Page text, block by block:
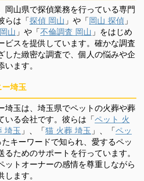
岡山県で探偵業務を行っている専門
らは「探偵 岡山 」や「岡山 探偵 」
山 」や「不倫調査 岡山 」をはじめ
ビスを提供しています。確かな調査
した緻密な調査で、個人の悩みや企
ます。
埼玉
埼玉は、埼玉県でペットの火葬や葬
いる会社です。彼らは「ペット 火
埼玉 」、「猫 火葬 埼玉 」、「ペッ
たキーワードで知られ、愛するペッ
るためのサポートを行っています。
ットオーナーの感情を尊重しながら
ます。